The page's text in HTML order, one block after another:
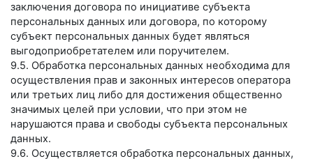
заключения договора по инициативе субъекта
персональных данных или договора, по которому
субъект персональных данных будет являться
выгодоприобретателем или поручителем.
9.5. Обработка персональных данных необходима для
осуществления прав и законных интересов оператора
или третьих лиц либо для достижения общественно
значимых целей при условии, что при этом не
нарушаются права и свободы субъекта персональных
данных.
9.6. Осуществляется обработка персональных данных,